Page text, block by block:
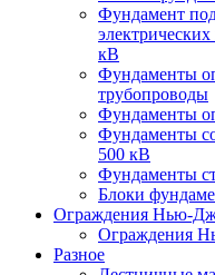
Фундамент
кВ
Фундаменты
трубопроводы
Фундаменты
Фундаменты
500 кВ
Фундаменты
Блоки
Ограждения Нью-
Ограждения
Разное